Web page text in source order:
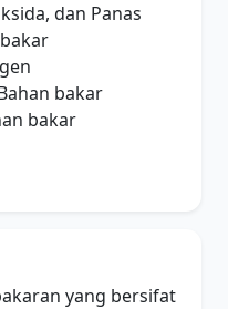
dan Panas
bakar
bakar
yang bersifat